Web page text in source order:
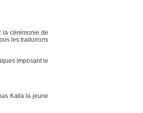
la cérémonie de
les traduirons
imposant le
Katia la jeune